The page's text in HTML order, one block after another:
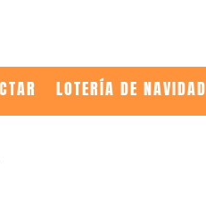
LOTERÍA DE NAVIDAD